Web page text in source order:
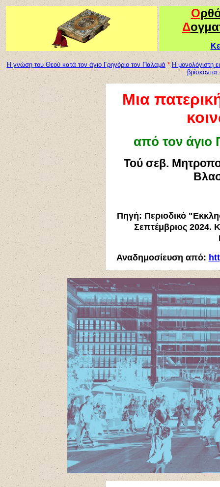
Ο
Δ
Η γνώση του Θεού κατά τον άγιο Γρηγόριο τον Παλαμά*Η μονολόγιστη
Μια
από τον άγιο
Τού σεβ.
Πηγή: Περιοδικό
Σεπτέμβριος 2024.
Αναδημοσίευση από: